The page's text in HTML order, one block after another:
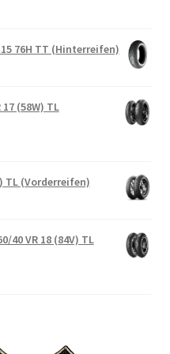
15 76H TT (Hinterreifen)
(58W) TL
TL (Vorderreifen)
40 VR 18 (84V) TL